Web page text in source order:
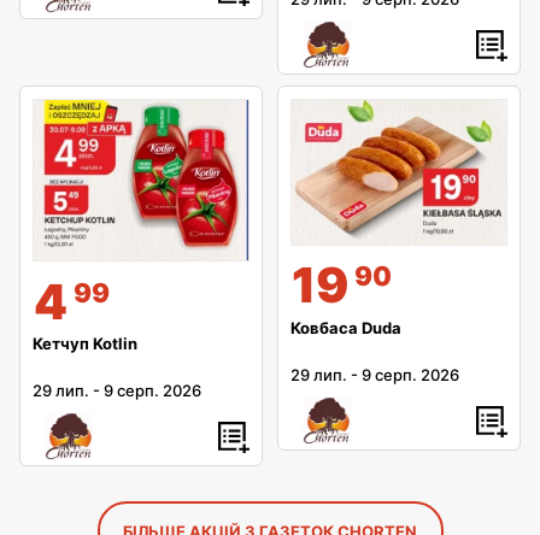
4 99
Кетчуп Kotlin
29 лип. -9 серп. 2026
19 90
Ковбаса Duda
29 лип. -9 серп. 2026